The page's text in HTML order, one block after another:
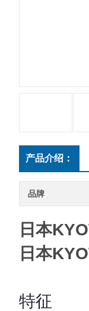
产品介绍：
品牌
日本
日本
特征